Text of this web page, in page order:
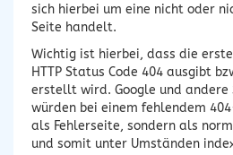
sich hierbei um eine nicht oder
Seite handelt.
Wichtig ist hierbei, dass die
HTTP Status Code 404 ausgibt
erstellt wird. Google und andere
würden bei einem fehlendem
als Fehlerseite, sondern als
und somit unter Umständen